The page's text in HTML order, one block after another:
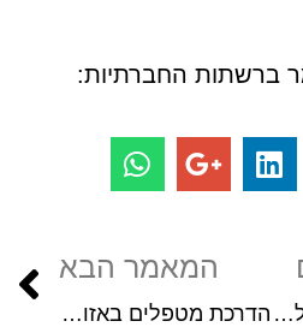
ברשתות החברתיות:
טיפול מיני בגיל השלישי
המאמר הבא
הדרכת מטפלים באזור הצפון ובאזור המרכז: מה הם האתגרים איתם מתמודדים בהדרכה למטפלים?